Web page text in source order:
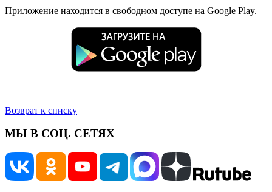
Приложение находится в свободном доступе на Google Play.
Возврат к списку
МЫ В СОЦ. СЕТЯХ